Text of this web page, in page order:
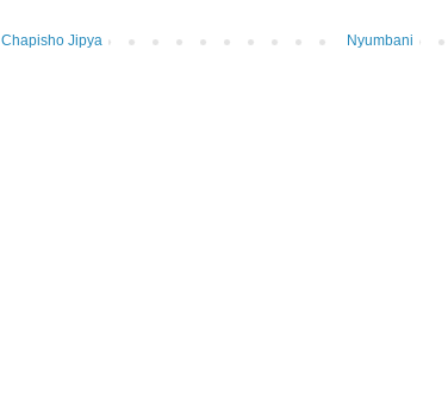
Chapisho Jipya Nyumbani